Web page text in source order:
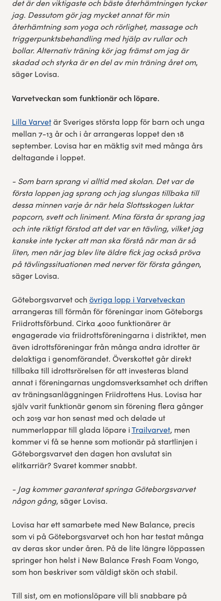
det är den viktigaste och bäste återhämtningen tycker
jag. Dessutom gör jag mycket annat för min
återhämtning som yoga och rörlighet, massage och
triggerpunktsbehandling med hjälp av rullar och
bollar. Alternativ träning kör jag främst om jag är
skadad och styrka är en del av min träning året om,
säger Lovisa.
Varvetveckan som funktionär och löpare.
Lilla Varvetär Sveriges största lopp för barn och unga
mellan 7-13 år och i år arrangeras loppet den 18
september. Lovisa har en mäktig svit med många års
deltagande i loppet.
- Som barn sprang vi alltid med skolan. Det var de
första loppen jag sprang och jag slungas tillbaka till
dessa minnen varje år när hela Slottsskogen luktar
popcorn, svett och liniment. Mina första år sprang jag
och inte riktigt förstod att det var en tävling, vilket jag
kanske inte tycker att man ska förstå när man är så
liten, men när jag blev lite äldre fick jag också pröva
på tävlingssituationen med nerver för första gången,
säger Lovisa.
Göteborgsvarvet och övriga lopp i Varvetveckan
arrangeras till förmån för föreningar inom Göteborgs
Friidrottsförbund. Cirka 4000 funktionärer är
engagerade via friidrottsföreningarna i distriktet, men
även idrottsföreningar från många andra idrotter är
delaktiga i genomförandet. Överskottet går direkt
tillbaka till idrottsrörelsen för att investeras bland
annat i föreningarnas ungdomsverksamhet och driften
av träningsanläggningen Friidrottens Hus. Lovisa har
själv varit funktionär genom sin förening flera gånger
och 2019 var hon senast med och delade ut
nummerlappar till glada löpare iTrailvarvet, men
kommer vi få se henne som motionär på startlinjen i
Göteborgsvarvet den dagen hon avslutat sin
elitkarriär? Svaret kommer snabbt.
- Jag kommer garanterat springa Göteborgsvarvet
någon gång, säger Lovisa.
Lovisa har ett samarbete med New Balance, precis
som vi på Göteborgsvarvet och hon har testat många
av deras skor under åren. På de lite längre löppassen
springer hon helst i New Balance Fresh Foam Vongo,
som hon beskriver som väldigt skön och stabil.
Till sist, om en motionslöpare vill bli snabbare på